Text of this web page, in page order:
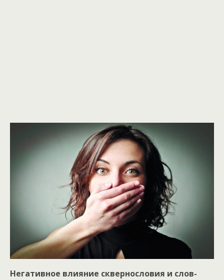
Негативное влияние сквернословия и слов-